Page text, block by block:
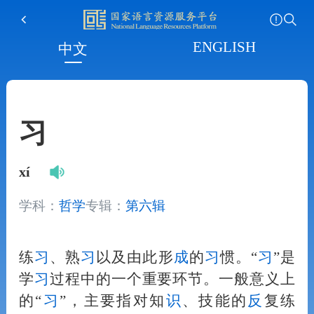
中文 ENGLISH
习
xí
学科： 哲学专辑： 第六辑
练习 、熟习 以及由此形成的习惯。“习 ”是
学习 过程中的一个重要环节。一般意义上
的“习 ”，主要指对知 识 、技能的 反 复练